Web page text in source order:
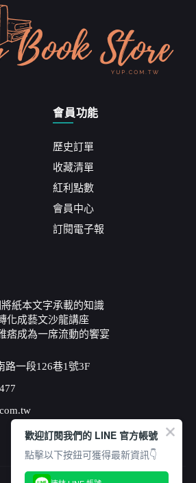
會員功能
歷史訂單
收藏清單
紅利點數
會員中心
訂閱電子報
紙本文字承載的知識
化成藝文沙龍講座
痞成為一席流動的饗宴
路一段126巷1號3F
歡迎訂閱我們的 LINE 官方帳號
點擊以下按鈕可獲得最新資訊👇